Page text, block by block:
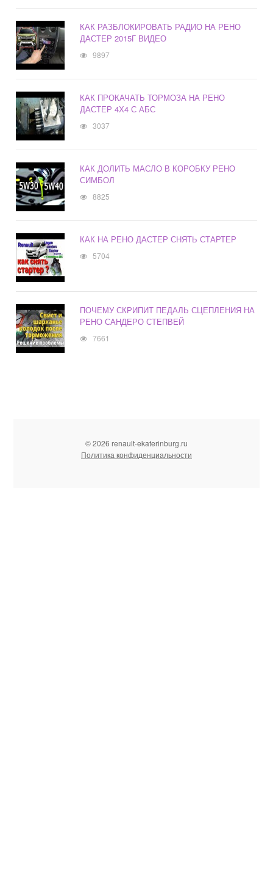
КАК РАЗБЛОКИРОВАТЬ РАДИО НА РЕНО
ДАСТЕР 2015Г ВИДЕО
9897
КАК ПРОКАЧАТЬ ТОРМОЗА НА РЕНО
ДАСТЕР 4Х4 С АБС
3037
КАК ДОЛИТЬ МАСЛО В КОРОБКУ РЕНО
СИМБОЛ
8825
КАК НА РЕНО ДАСТЕР СНЯТЬ СТАРТЕР
5704
ПОЧЕМУ СКРИПИТ ПЕДАЛЬ СЦЕПЛЕНИЯ НА
РЕНО САНДЕРО СТЕПВЕЙ
7661
© 2026 renault-ekaterinburg.ru
Политика конфиденциальности